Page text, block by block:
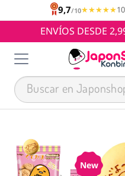
9,7/10★★★★★
★★★★★
ENVÍOS DESDE
New